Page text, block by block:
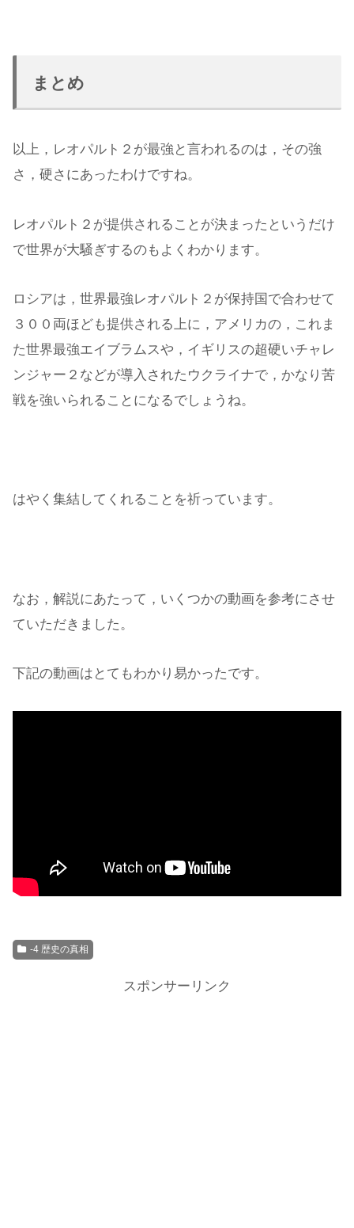
まとめ
以上，レオパルト２が最強と言われるのは，その強
さ，硬さにあったわけですね。
レオパルト２が提供されることが決まったというだけ
で世界が大騒ぎするのもよくわかります。
ロシアは，世界最強レオパルト２が保持国で合わせて
３００両ほども提供される上に，アメリカの，これま
た世界最強エイブラムスや，イギリスの超硬いチャレ
ンジャー２などが導入されたウクライナで，かなり苦
戦を強いられることになるでしょうね。
はやく集結してくれることを祈っています。
なお，解説にあたって，いくつかの動画を参考にさせ
ていただきました。
下記の動画はとてもわかり易かったです。
-4 歴史の真相
スポンサーリンク